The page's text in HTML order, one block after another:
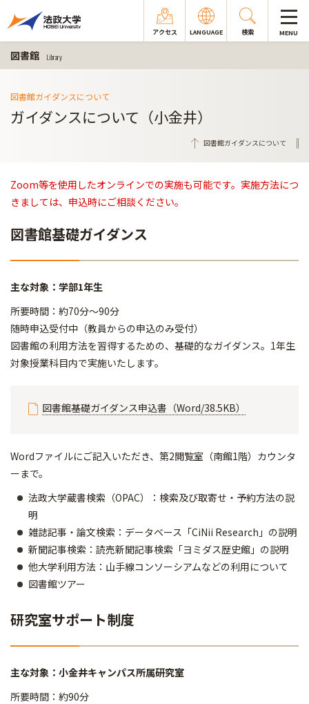
アクセス LANGUAGE 検索 MENU
図書館 Library
図書館ガイダンスについて
ガイダンスについて（小金井）
図書館ガイダンスについて
Zoom等を使用したオンラインでの実施も可能です。実施方法につ
きましては、申込時にご相談ください。
図書館基礎ガイダンス
主な対象：学部1年生
所要時間：約70分～90分
随時申込受付中（教員からの申込のみ受付）
図書館の利用方法を習得するための、基礎的なガイダンス。1年生
対象授業科目内で実施いたします。
図書館基礎ガイダンス申込書（Word/38.5KB）
Wordファイルにご記入いただき、第2閲覧室（南館1階）カウンタ
ーまで。
法政大学蔵書検索（OPAC）：検索及び取寄せ・予約方法の説
明
雑誌記事・論文検索：データベース「CiNii Research」の説明
新聞記事検索：読売新聞記事検索「ヨミダス歴史館」の説明
他大学利用方法：山手線コンソーシアムなどの利用について
図書館ツアー
研究室サポート制度
主な対象：小金井キャンパス所属研究室
所要時間：約90分